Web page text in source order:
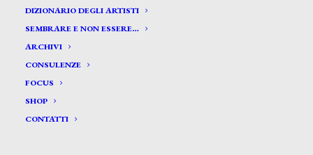
DIZIONARIO DEGLI ARTISTI
SEMBRARE E NON ESSERE…
ARCHIVI
CONSULENZE
FOCUS
SHOP
CONTATTI
Lanoue Felix Hippolite